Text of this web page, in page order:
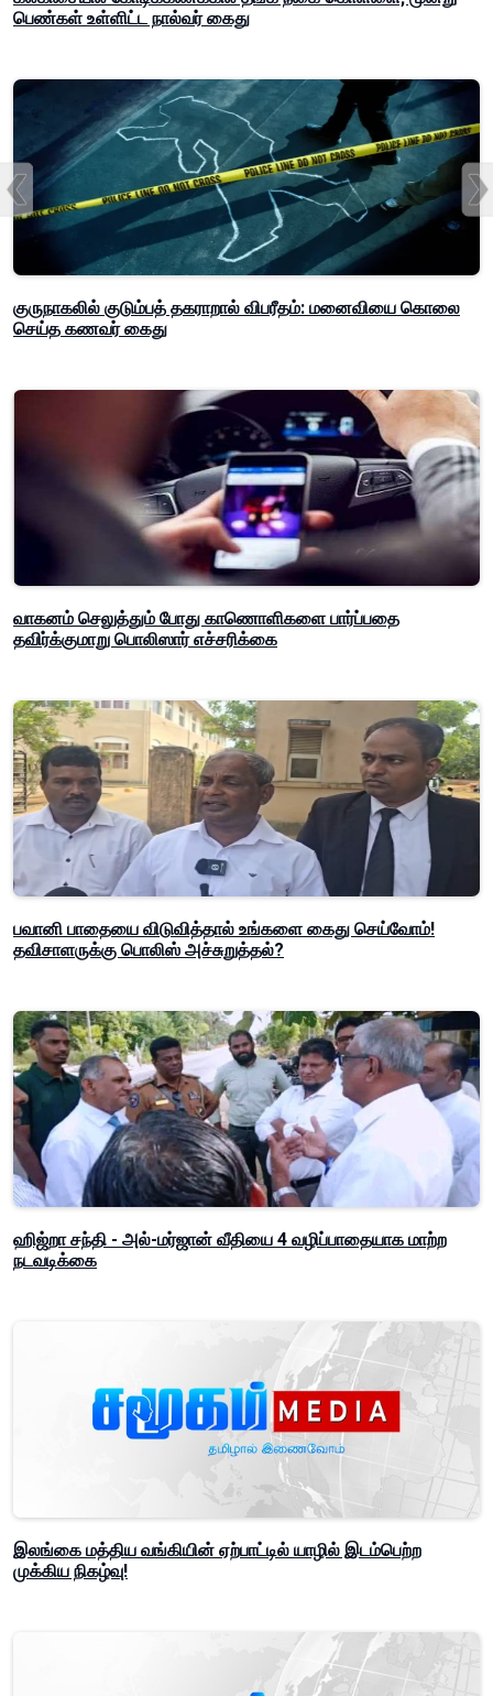
பெண்கள் உள்ளிட்ட நால்வர் கைது
குருநாகலில் குடும்பத் தகராறால் விபரீதம்: மனைவியை கொலை
செய்த கணவர் கைது
வாகனம் செலுத்தும் போது காணொளிகளை பார்ப்பதை
தவிர்க்குமாறு பொலிஸார் எச்சரிக்கை
பவானி பாதையை விடுவித்தால் உங்களை கைது செய்வோம்!
தவிசாளருக்கு பொலிஸ் அச்சுறுத்தல்?
ஹிஜ்றா சந்தி - அல்-மர்ஜான் வீதியை 4 வழிப்பாதையாக மாற்ற
நடவடிக்கை
இலங்கை மத்திய வங்கியின் ஏற்பாட்டில் யாழில் இடம்பெற்ற
முக்கிய நிகழ்வு!